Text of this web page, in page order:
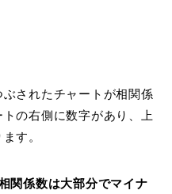
されたチャートが相関係
の右側に数字があり、上
す。
関係数は大部分でマイナ